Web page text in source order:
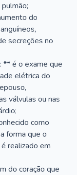
do
secreções no
** é o exame que
elétrica do
válvulas ou nas
como
forma que o
realizado em
do coração que